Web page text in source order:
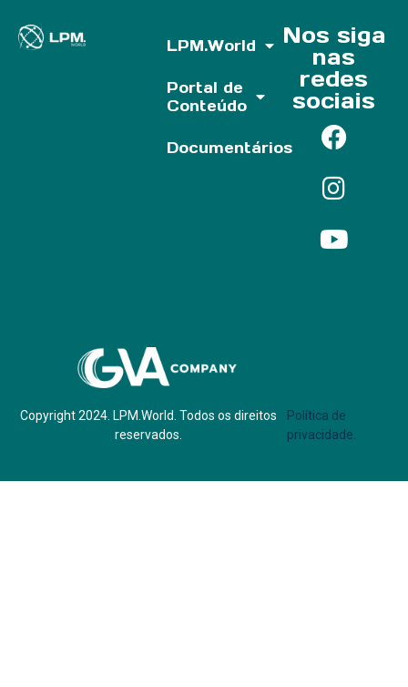
LPM.World
Portal de
Conteúdo
Documentários
Nos siga
nas
redes
sociais
Copyright 2024. LPM.World. Todos os direitos
reservados.
Política de
privacidade.